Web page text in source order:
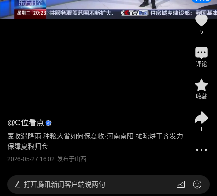
@C位看点
麦收遇降雨 种粮大省如何保夏收·河南南阳 摊晾烘干齐发力
保障夏粮归仓
2026-05-27 16:02 发布于山西
5
评论
收藏
1
打开腾讯新闻客户端说两句